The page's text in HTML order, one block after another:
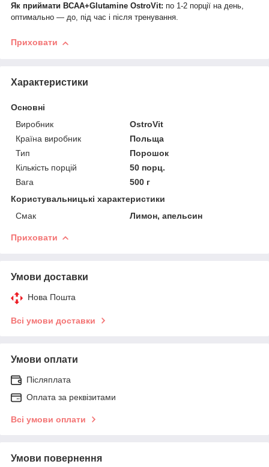
Як приймати BCAA+Glutamine OstroVit: по 1-2 порції на день,
оптимально — до, під час і після тренування.
Приховати
Характеристики
Основні
Виробник
OstroVit
Країна виробник
Польща
Тип
Порошок
Кількість порцій
50 порц.
Вага
500 г
Користувальницькі характеристики
Смак
Лимон, апельсин
Приховати
Умови доставки
Нова Пошта
Всі умови доставки
Умови оплати
Післяплата
Оплата за реквізитами
Всі умови оплати
Умови повернення